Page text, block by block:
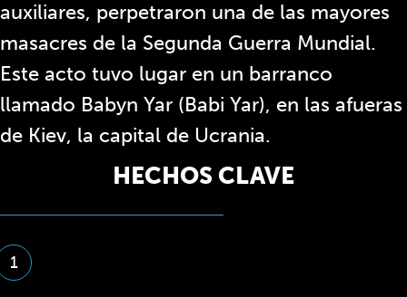
auxiliares, perpetraron una de las mayores
masacres de la Segunda Guerra Mundial.
Este acto tuvo lugar en un barranco
llamado Babyn Yar (Babi Yar), en las afueras
de Kiev, la capital de Ucrania.
HECHOS CLAVE
1